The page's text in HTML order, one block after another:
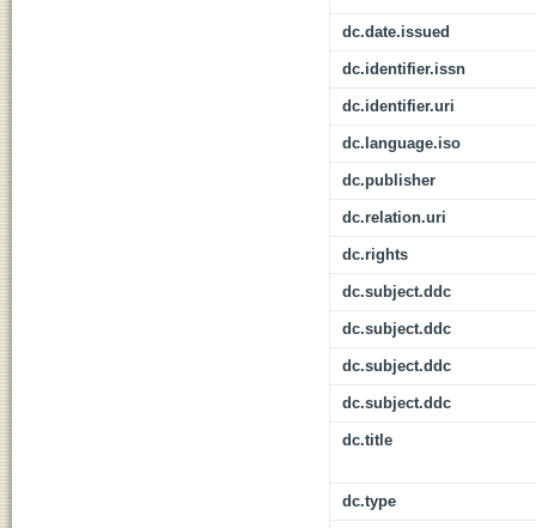
dc.date.issued
dc.identifier.issn
dc.identifier.uri
dc.language.iso
dc.publisher
dc.relation.uri
dc.rights
dc.subject.ddc
dc.subject.ddc
dc.subject.ddc
dc.subject.ddc
dc.title
dc.type